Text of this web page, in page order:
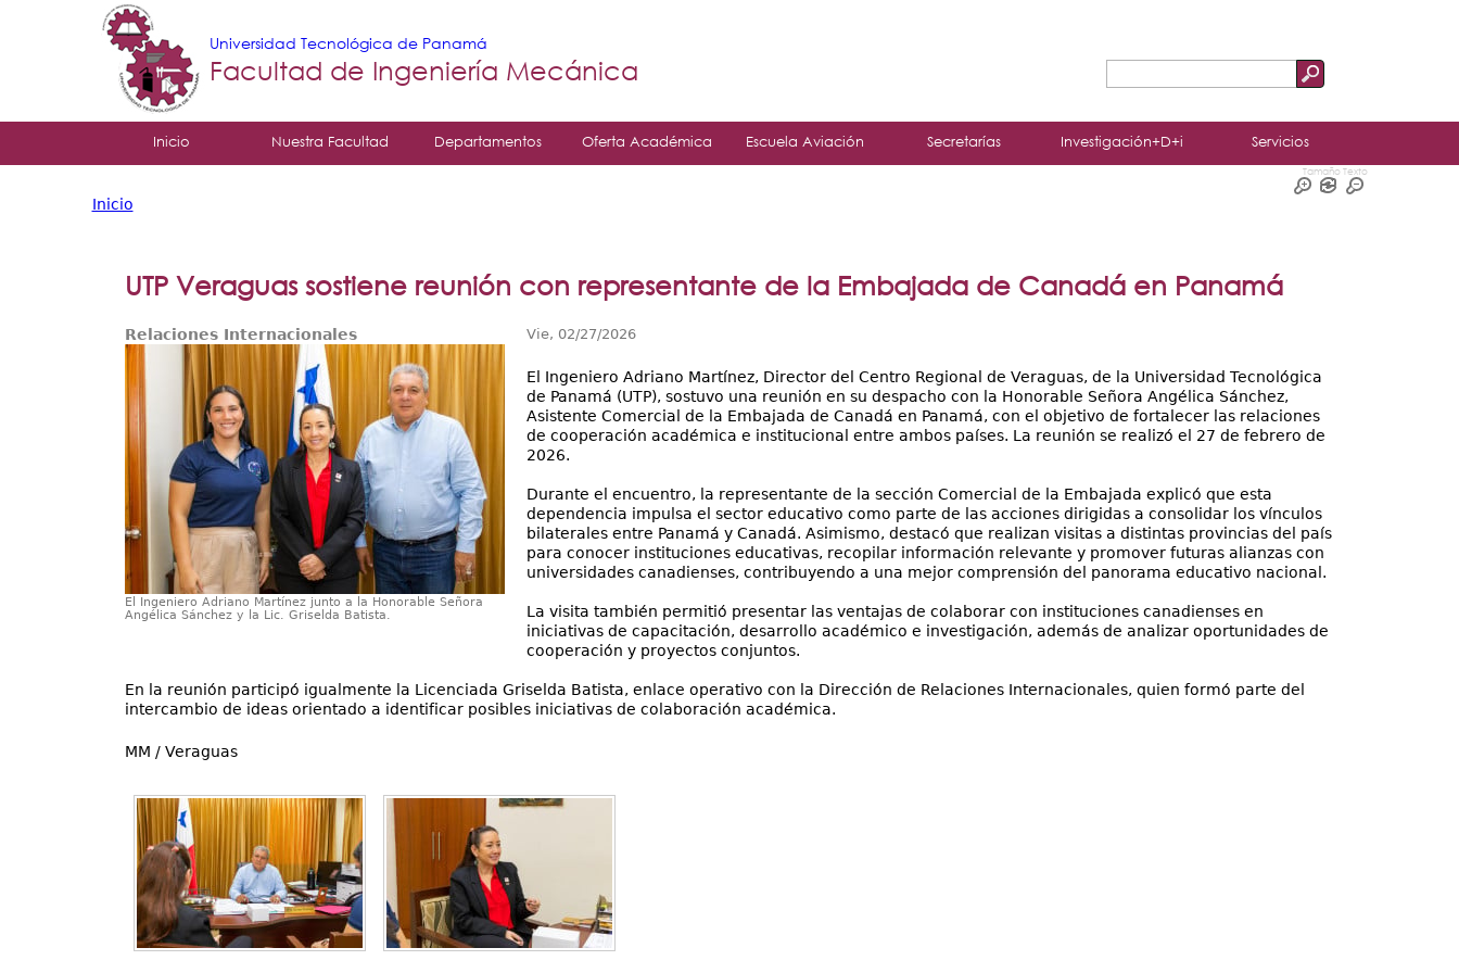
de
Universidad Tecnológica de Panamá
Facultad de Ingeniería Mecánica
Tropical
Principal
Inicio Nuestra Facultad Departamentos Oferta Académica Escuela Aviación Secretarías Investigación+D+i Servicios
Tamaño Texto
está
Inicio
UTP Veraguas sostiene reunión con representante de la Embajada de Canadá en Panamá
Relaciones Internacionales
El Ingeniero Adriano Martínez junto a la Honorable Señora
Angélica Sánchez y la Lic. Griselda Batista.
Vie, 02/27/2026
El Ingeniero Adriano Martínez, Director del Centro Regional de Veraguas, de la Universidad Tecnológica
de Panamá (UTP), sostuvo una reunión en su despacho con la Honorable Señora Angélica Sánchez,
Asistente Comercial de la Embajada de Canadá en Panamá, con el objetivo de fortalecer las relaciones
de cooperación académica e institucional entre ambos países. La reunión se realizó el 27 de febrero de
2026.
Durante el encuentro, la representante de la sección Comercial de la Embajada explicó que esta
dependencia impulsa el sector educativo como parte de las acciones dirigidas a consolidar los vínculos
bilaterales entre Panamá y Canadá. Asimismo, destacó que realizan visitas a distintas provincias del país
para conocer instituciones educativas, recopilar información relevante y promover futuras alianzas con
universidades canadienses, contribuyendo a una mejor comprensión del panorama educativo nacional.
La visita también permitió presentar las ventajas de colaborar con instituciones canadienses en
iniciativas de capacitación, desarrollo académico e investigación, además de analizar oportunidades de
cooperación y proyectos conjuntos.
En la reunión participó igualmente la Licenciada Griselda Batista, enlace operativo con la Dirección de Relaciones Internacionales, quien formó parte del
intercambio de ideas orientado a identificar posibles iniciativas de colaboración académica.
MM / Veraguas